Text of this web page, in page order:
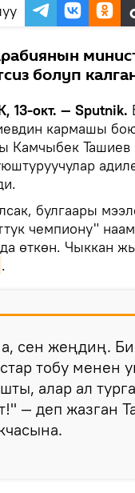
болуп
13-окт. — Sputnik.
кармашы
Камчыбек
булгаары
чемпиону"
өткөн. Чыккан
.
сен жеңдиң.
тобу менен
алар ал
— деп жазган